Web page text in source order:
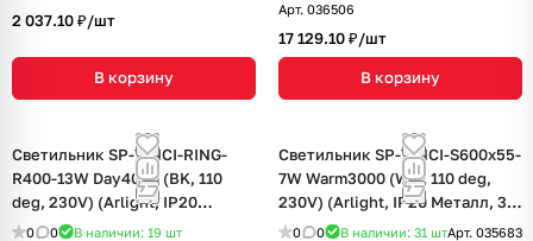
2 037.10 ₽/шт
В корзину
Арт. 036506
17 129.10 ₽/шт
В корзину
Светильник SP-VINCI-RING-
R400-13W Day4000 (BK, 110
deg, 230V) (Arlight, IP20
Металл, 3 года)
0 0 В наличии: 19 шт
Светильник SP-VINCI-S600x55-
7W Warm3000 (WH, 110 deg,
230V) (Arlight, IP20 Металл, 3
года)
0 0 В наличии: 31 штАрт. 035683